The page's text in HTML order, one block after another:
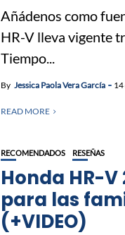
Añádenos como
HR-V lleva vigente
Tiempo...
By Jessica Paola Vera García
READ MORE
RECOMENDADOS RESEÑAS
Honda HR-V
para las
(+VIDEO)